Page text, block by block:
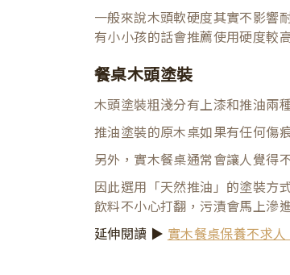
一般來說木頭軟硬度其實不影響
有小小孩的話會推薦使用硬度較
餐桌木頭塗裝
木頭塗裝粗淺分有上漆和推油兩
推油塗裝的原木桌如果有任何傷
另外，實木餐桌通常會讓人覺得
因此選用「天然推油」的塗裝方
飲料不小心打翻，污漬會馬上滲
延伸閱讀 ▶ 實木餐桌保養不求